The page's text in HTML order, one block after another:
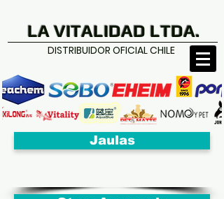
LA VITALIDAD LTDA.
DISTRIBUIDOR OFICIAL CHILE
Jaulas